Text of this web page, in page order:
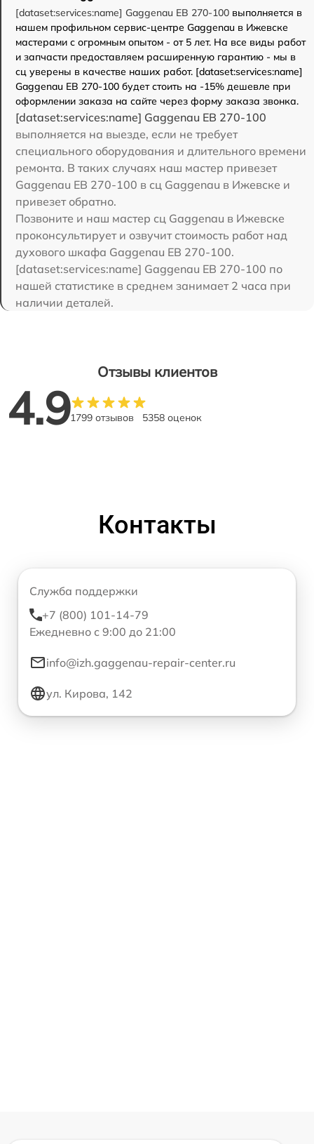
[dataset:services:name] Gaggenau EB 270-100 выполняется в
нашем профильном сервис-центре Gaggenau в Ижевске
мастерами с огромным опытом - от 5 лет. На все виды работ
и запчасти предоставляем расширенную гарантию - мы в
сц уверены в качестве наших работ. [dataset:services:name]
Gaggenau EB 270-100 будет стоить на -15% дешевле при
оформлении заказа на сайте через форму заказа звонка.
[dataset:services:name] Gaggenau EB 270-100
выполняется на выезде, если не требует
специального оборудования и длительного времени
ремонта. В таких случаях наш мастер привезет
Gaggenau EB 270-100 в сц Gaggenau в Ижевске и
привезет обратно.
Позвоните и наш мастер сц Gaggenau в Ижевске
проконсультирует и озвучит стоимость работ над
духового шкафа Gaggenau EB 270-100.
[dataset:services:name] Gaggenau EB 270-100 по
нашей статистике в среднем занимает 2 часа при
наличии деталей.
Отзывы клиентов
4.91799 отзывов 5358 оценок
Контакты
Служба поддержки
+7 (800) 101-14-79
Ежедневно с 9:00 до 21:00
info@izh.gaggenau-repair-center.ru
ул. Кирова, 142